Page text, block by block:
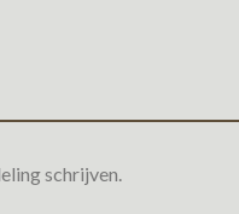
schrijven.